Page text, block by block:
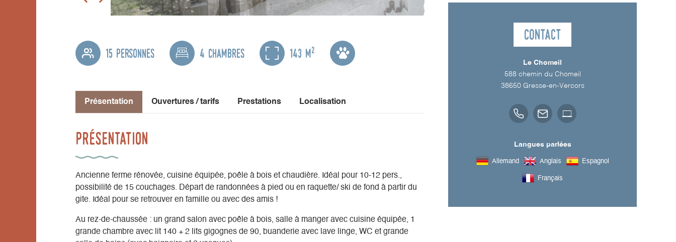
15 personnes 4 chambres 143 m2
Présentation Ouvertures / tarifs Prestations Localisation
Présentation
Ancienne ferme rénovée, cuisine équipée, poêle à bois et chaudière. Idéal pour 10-12 pers.,
possibilité de 15 couchages. Départ de randonnées à pied ou en raquette/ ski de fond à partir du
gite. Idéal pour se retrouver en famille ou avec des amis !
Au rez-de-chaussée : un grand salon avec poêle à bois, salle à manger avec cuisine équipée, 1
grande chambre avec lit 140 + 2 lits gigognes de 90, buanderie avec lave linge, WC et grande
Contact
Le Chomeil
588 chemin du Chomeil
38650 Gresse-en-Vercors
Langues parlées
Allemand Anglais Espagnol
Français